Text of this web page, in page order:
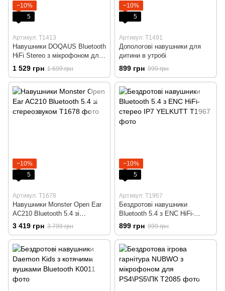
−10%
5
Артикул: T1413
Навушники DOQAUS Bluetooth
HiFi Stereo з мікрофоном для
iPhone/iPad/Android/ноутбуків
Crystal Blue
1 529 грн 1 699 грн
−10%
5
Артикул: T1491
Допологові навушники для
дитини в утробі
899 грн 999 грн
−10%
5
Артикул: T1678
Навушники Monster Open Ear
AC210 Bluetooth 5.4 зі
стереозвуком
3 419 грн 3 799 грн
−10%
5
Артикул: T1967
Бездротові навушники
Bluetooth 5.4 з ENC HiFi-
стерео IP7 YELKUTT
899 грн 999 грн